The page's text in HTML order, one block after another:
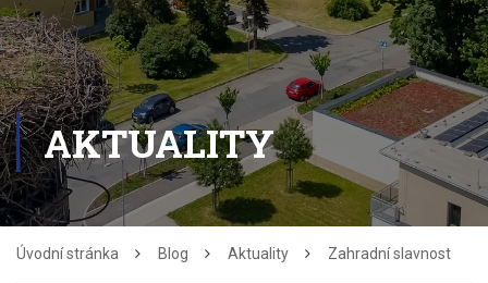
AKTUALITY
Úvodní stránka Blog Aktuality Zahradní slavnost